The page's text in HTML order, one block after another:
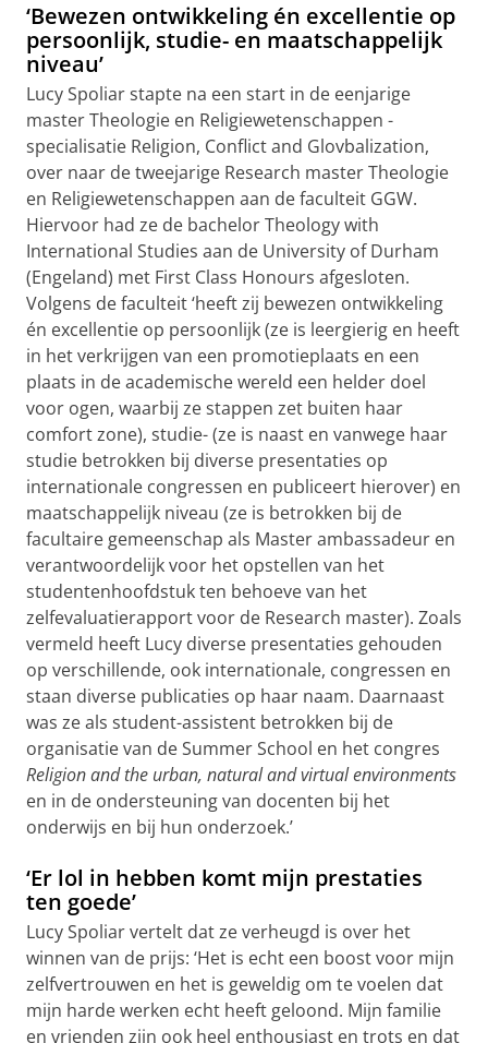
‘Bewezen ontwikkeling én excellentie op
persoonlijk, studie- en maatschappelijk
niveau’
Lucy Spoliar stapte na een start in de eenjarige
master Theologie en Religiewetenschappen -
specialisatie Religion, Conflict and Glovbalization,
over naar de tweejarige Research master Theologie
en Religiewetenschappen aan de faculteit GGW.
Hiervoor had ze de bachelor Theology with
International Studies aan de University of Durham
(Engeland) met First Class Honours afgesloten.
Volgens de faculteit ‘heeft zij bewezen ontwikkeling
én excellentie op persoonlijk (ze is leergierig en heeft
in het verkrijgen van een promotieplaats en een
plaats in de academische wereld een helder doel
voor ogen, waarbij ze stappen zet buiten haar
comfort zone), studie- (ze is naast en vanwege haar
studie betrokken bij diverse presentaties op
internationale congressen en publiceert hierover) en
maatschappelijk niveau (ze is betrokken bij de
facultaire gemeenschap als Master ambassadeur en
verantwoordelijk voor het opstellen van het
studentenhoofdstuk ten behoeve van het
zelfevaluatierapport voor de Research master). Zoals
vermeld heeft Lucy diverse presentaties gehouden
op verschillende, ook internationale, congressen en
staan diverse publicaties op haar naam. Daarnaast
was ze als student-assistent betrokken bij de
organisatie van de Summer School en het congres
Religion and the urban, natural and virtual environments
en in de ondersteuning van docenten bij het
onderwijs en bij hun onderzoek.’
‘Er lol in hebben komt mijn prestaties
ten goede’
Lucy Spoliar vertelt dat ze verheugd is over het
winnen van de prijs: ‘Het is echt een boost voor mijn
zelfvertrouwen en het is geweldig om te voelen dat
mijn harde werken echt heeft geloond. Mijn familie
en vrienden zijn ook heel enthousiast en trots en dat